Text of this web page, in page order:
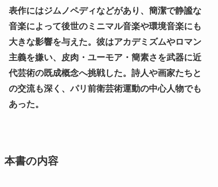
表作にはジムノペディなどがあり、簡潔で静謐な
音楽によって後世のミニマル音楽や環境音楽にも
大きな影響を与えた。彼はアカデミズムやロマン
主義を嫌い、皮肉・ユーモア・簡素さを武器に近
代芸術の既成概念へ挑戦した。詩人や画家たちと
の交流も深く、パリ前衛芸術運動の中心人物でも
あった。
本書の内容